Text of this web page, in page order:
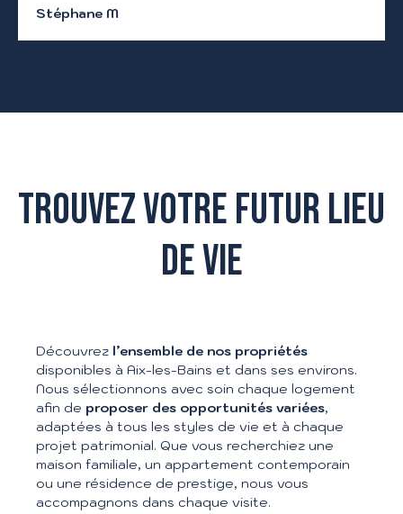
Stéphane M
TROUVEZ VOTRE FUTUR LIEU
DE VIE
Découvrez l’ensemble de nos propriétés
disponibles à Aix-les-Bains et dans ses environs.
Nous sélectionnons avec soin chaque logement
afin de proposer des opportunités variées,
adaptées à tous les styles de vie et à chaque
projet patrimonial. Que vous recherchiez une
maison familiale, un appartement contemporain
ou une résidence de prestige, nous vous
accompagnons dans chaque visite.